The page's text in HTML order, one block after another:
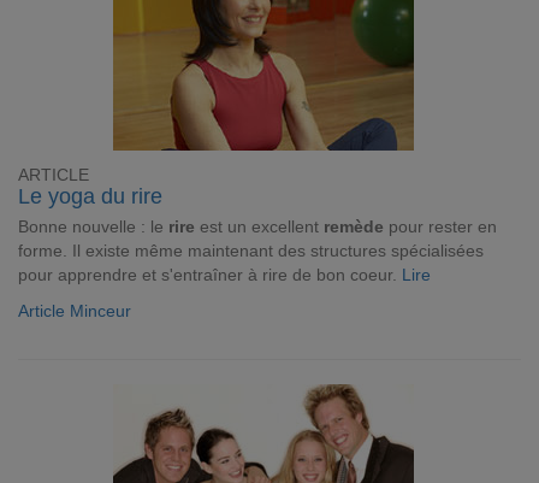
ARTICLE
Le yoga du rire
Bonne nouvelle : le rire est un excellent remède pour rester en
forme. Il existe même maintenant des structures spécialisées
pour apprendre et s'entraîner à rire de bon coeur. Lire
Article Minceur